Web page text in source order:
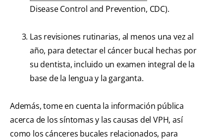
Disease Control and Prevention, CDC).
Las revisiones rutinarias, al menos una vez al
año, para detectar el cáncer bucal hechas por
su dentista, incluido un examen integral de la
base de la lengua y la garganta.
Además, tome en cuenta la información pública
acerca de los síntomas y las causas del VPH, así
como los cánceres bucales relacionados, para